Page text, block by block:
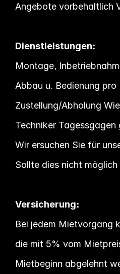
Angebote vorbehaltlich
Dienstleistungen:
Montage,
Abbau u. Bedienung
Zustellung/Abholung
Techniker
Wir ersuchen Sie für
Sollte dies nicht
Versicherung:
Bei jedem Mietvorgang
die mit 5% vom
Mietbeginn abgelehnt